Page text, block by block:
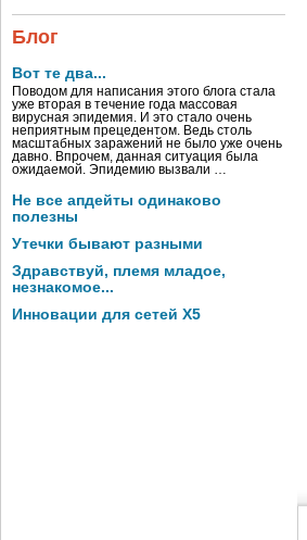
Блог
Вот те два...
Поводом для написания этого блога стала
уже вторая в течение года массовая
вирусная эпидемия. И это стало очень
неприятным прецедентом. Ведь столь
масштабных заражений не было уже очень
давно. Впрочем, данная ситуация была
ожидаемой. Эпидемию вызвали …
Не все апдейты одинаково
полезны
Утечки бывают разными
Здравствуй, племя младое,
незнакомое...
Инновации для сетей X5